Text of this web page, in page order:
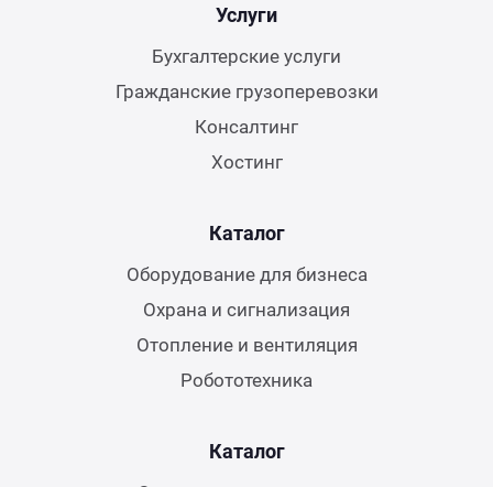
Услуги
Бухгалтерские услуги
Гражданские грузоперевозки
Консалтинг
Хостинг
Каталог
Оборудование для бизнеса
Охрана и сигнализация
Отопление и вентиляция
Робототехника
Каталог